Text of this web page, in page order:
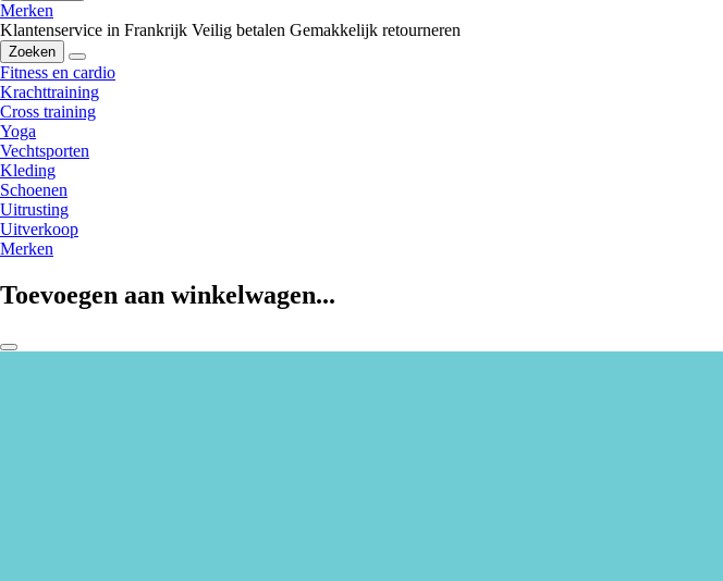
Merken
Klantenservice in Frankrijk Veilig betalen Gemakkelijk retourneren
Zoeken
Fitness en cardio
Krachttraining
Cross training
Yoga
Vechtsporten
Kleding
Schoenen
Uitrusting
Uitverkoop
Merken
Toevoegen aan winkelwagen...